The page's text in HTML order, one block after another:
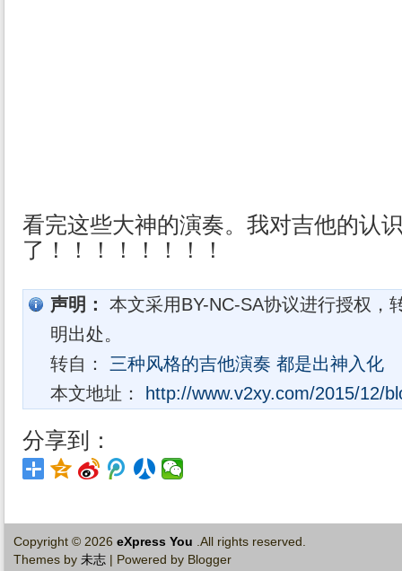
看完这些大神的演奏。我对吉他的认
了！！！！！！！！
声明： 本文采用BY-NC-SA协议进行授权，
明出处。
转自： 三种风格的吉他演奏 都是出神入化
本文地址：
http://www.v2xy.com/2015/12/
分享到：
Copyright © 2026 eXpress You .All rights reserved.
Themes by 未志 | Powered by Blogger